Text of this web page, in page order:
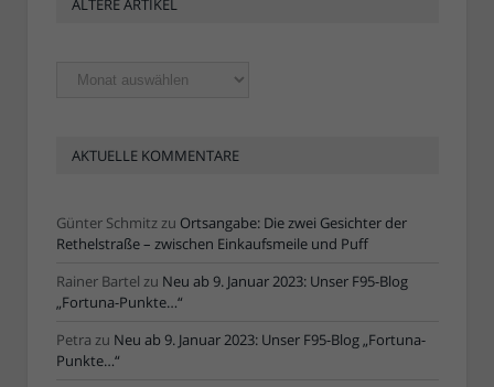
ÄLTERE ARTIKEL
Ältere
Artikel
AKTUELLE KOMMENTARE
Günter Schmitzzu Ortsangabe: Die zwei Gesichter der
Rethelstraße – zwischen Einkaufsmeile und Puff
Rainer Bartel zu Neu ab 9. Januar 2023: Unser F95-Blog
„Fortuna-Punkte…“
Petra zu Neu ab 9. Januar 2023: Unser F95-Blog „Fortuna-
Punkte…“